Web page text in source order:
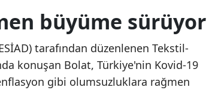
büyüme sürüyor
tarafından düzenlenen Tekstil-
konuşan Bolat, Türkiye'nin Kovid-19
gibi olumsuzluklara rağmen